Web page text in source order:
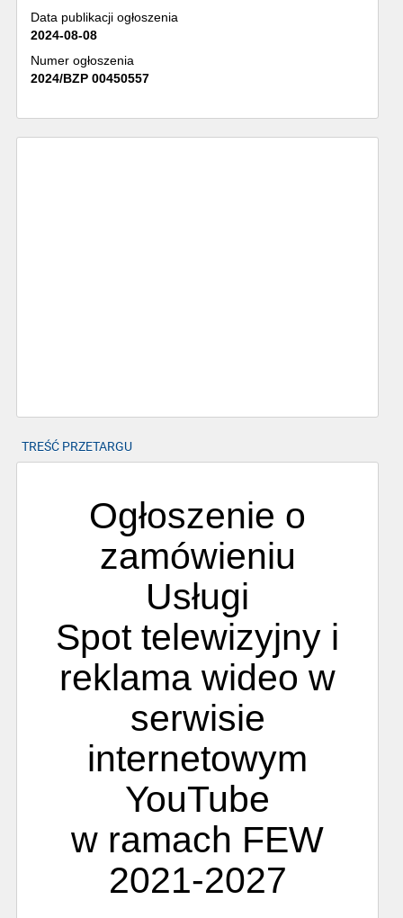
Data publikacji ogłoszenia
2024-08-08
Numer ogłoszenia
2024/BZP 00450557
TREŚĆ PRZETARGU
Ogłoszenie o
zamówieniu
Usługi
Spot telewizyjny i
reklama wideo w
serwisie
internetowym
YouTube
w ramach FEW
2021-2027